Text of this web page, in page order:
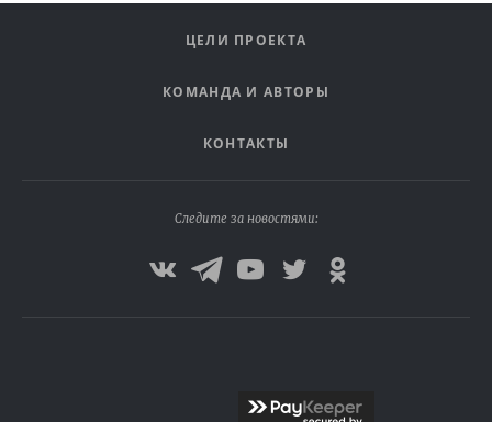
ЦЕЛИ ПРОЕКТА
КОМАНДА И АВТОРЫ
КОНТАКТЫ
Следите за новостями: